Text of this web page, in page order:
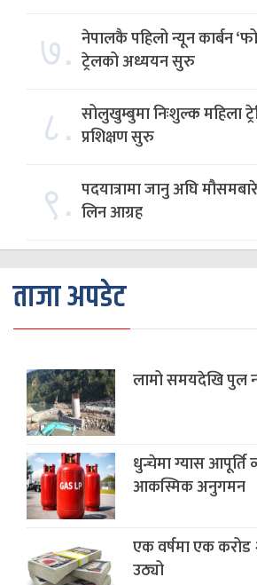
७. नेपालकै पहिलो न्यून कार्बन
ट्रेलको अध्ययन सुरु
८. सोलुखुम्बुमा निःशुल्क महिला
प्रशिक्षण सुरु
९. पदयात्रामा जानु अघि
लिन आग्रह
ताजा अपडेट
लामो समयदेखि पुल
धुन्चेमा ग्यास आपूर्ति
आकस्मिक अनुगमन
एक वर्षमा एक
उठ्यो